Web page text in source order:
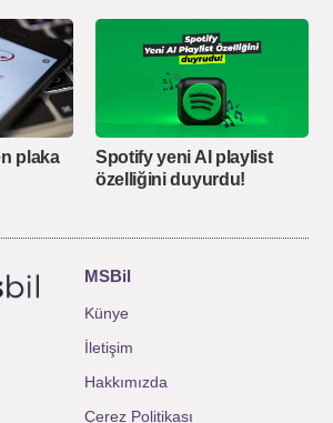
plaka
Spotify yeni AI playlist
özelliğini duyurdu!
MSBil
Künye
İletişim
Hakkımızda
Çerez Politikası